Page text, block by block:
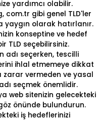
yardımcı olabilir.
com.tr gibi genel TLD'ler
olarak hatırlanır.
konseptine ve hedef
TLD seçebilirsiniz.
adı seçerken, tescilli
ihlal etmemeye dikkat
zarar vermeden ve yasal
seçmek önemlidir.
web sitenizin gelecekteki
önünde bulundurun.
iş hedeflerinizi